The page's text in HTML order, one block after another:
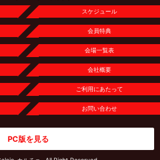
スケジュール
会員特典
会場一覧表
会社概要
ご利用にあたって
お問い合わせ
PC版を見る